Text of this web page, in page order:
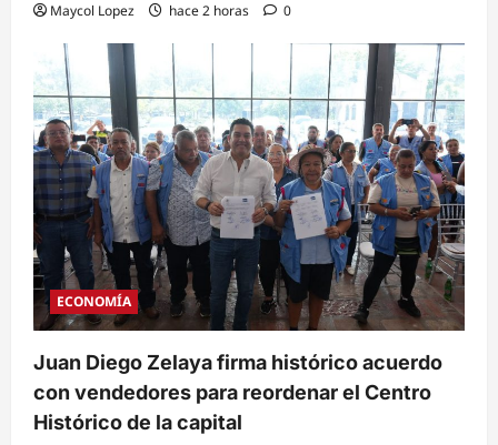
Maycol Lopez hace 2 horas 0
ECONOMÍA
Juan Diego Zelaya firma histórico acuerdo
con vendedores para reordenar el Centro
Histórico de la capital